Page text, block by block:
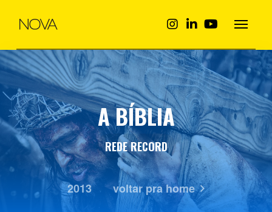
A BÍBLIA
REDE RECORD
2013 voltar pra home